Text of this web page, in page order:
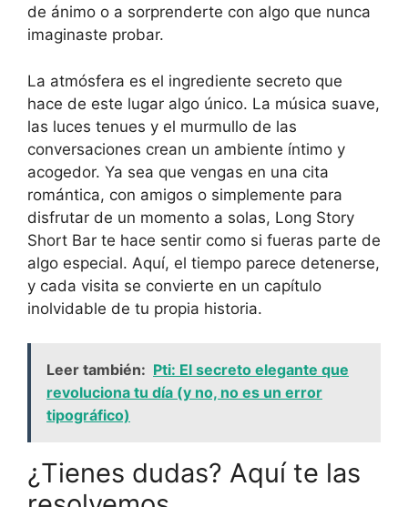
de ánimo o a sorprenderte con algo que nunca
imaginaste probar.
La atmósfera es el ingrediente secreto que
hace de este lugar algo único. La música suave,
las luces tenues y el murmullo de las
conversaciones crean un ambiente íntimo y
acogedor. Ya sea que vengas en una cita
romántica, con amigos o simplemente para
disfrutar de un momento a solas, Long Story
Short Bar te hace sentir como si fueras parte de
algo especial. Aquí, el tiempo parece detenerse,
y cada visita se convierte en un capítulo
inolvidable de tu propia historia.
Leer también: Pti: El secreto elegante que
revoluciona tu día (y no, no es un error
tipográfico)
¿Tienes dudas? Aquí te las